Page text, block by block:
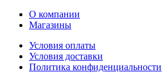
О компании
Магазины
Условия оплаты
Условия доставки
Политика конфиденциальности